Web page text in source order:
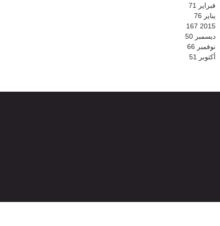
فبراير 71
يناير 76
2015
167
ديسمبر 50
نوفمبر 66
أكتوبر 51